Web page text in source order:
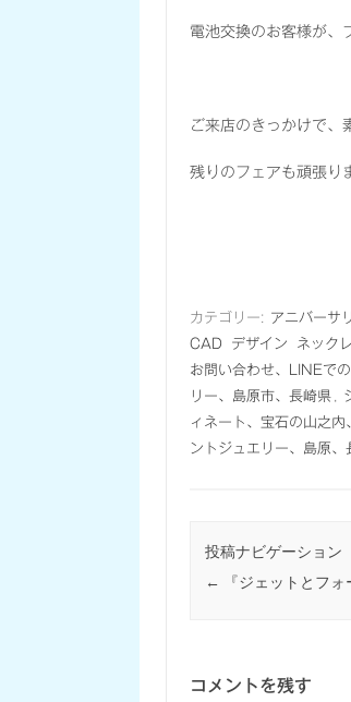
電池交換のお客様が、
ご来店のきっかけで、
残りのフェアも頑張り
カテゴリー: アニバーサ
CAD
デザイン ネック
お問い合わせ、LINEで
リー、島原市、長崎県
ィネート、宝石の山之内
ントジュエリー、島原、
投稿ナビゲーション
←
『ジェットとフ
コメントを残す